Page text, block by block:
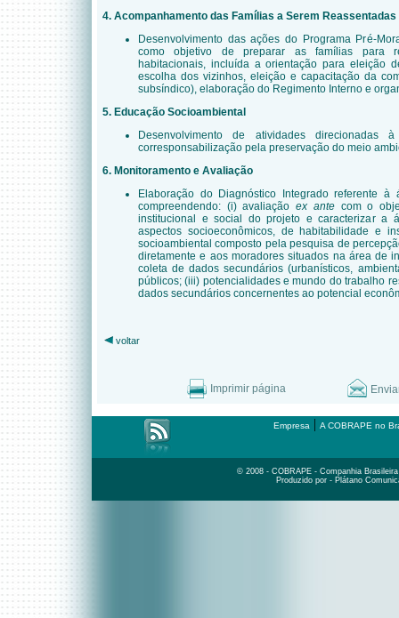
4. Acompanhamento das Famílias a Serem Reassentadas
Desenvolvimento das ações do Programa Pré-
como objetivo de preparar as famílias para
habitacionais, incluída a orientação para eleição
escolha dos vizinhos, eleição e capacitação da
subsíndico), elaboração do Regimento Interno e
5. Educação Socioambiental
Desenvolvimento de atividades direcionadas
corresponsabilização pela preservação do meio
6. Monitoramento e Avaliação
Elaboração do Diagnóstico Integrado referente à
compreendendo: (i) avaliaçãoex antecom o
institucional e social do projeto e caracterizar a
aspectos socioeconômicos, de habitabilidade e
socioambiental composto pela pesquisa de
diretamente e aos moradores situados na área de
coleta de dados secundários (urbanísticos,
públicos; (iii) potencialidades e mundo do trabalho
dados secundários concernentes ao potencial
voltar
Imprimir página
Empresa | A COBRAPE no
© 2008 - COBRAPE - Companhia
Produzido por - Plátano